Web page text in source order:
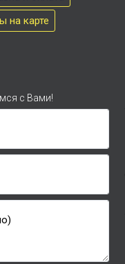
на карте
с Вами!